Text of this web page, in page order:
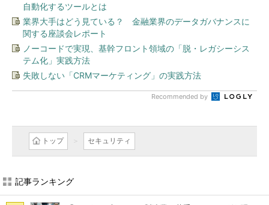
自動化するツールとは
業界大手はどう見ている？ 金融業界のデータガバナンスに
関する座談会レポート
ノーコードで実現、基幹フロント領域の「脱・レガシーシス
テム化」実践方法
失敗しない「CRMマーケティング」の実践方法
Recommended by
トップ セキュリティ
記事ランキング